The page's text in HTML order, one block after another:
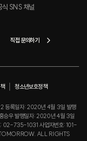
식 SNS 채널
직접 문의하기
청소년보호정책
등록일자: 2020년 4월 3일 발행
승우 발행일자: 2020년 4월 3일
: 02-735-1031 사업자번호: 101-
ALL RIGHTS